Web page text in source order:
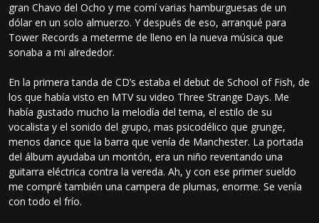
gran Chavo del Ocho y me comí varias hamburguesas de un
dólar en un solo almuerzo. Y después de eso, arranqué para
Tower Records a meterme de lleno en la nueva música que
sonaba a mi alrededor.
En la primera tanda de CD’s estaba el debut de School of Fish, de
los que había visto en MTV su video Three Strange Days. Me
había gustado mucho la melodía del tema, el estilo de su
vocalista y el sonido del grupo, mas psicodélico que grunge,
menos dance que la barra que venía de Manchester. La portada
del álbum ayudaba un montón, era un niño reventando una
guitarra eléctrica contra la vereda. Ah, y con ese primer sueldo
me compré también una campera de plumas, enorme. Se venía
con todo el frío.